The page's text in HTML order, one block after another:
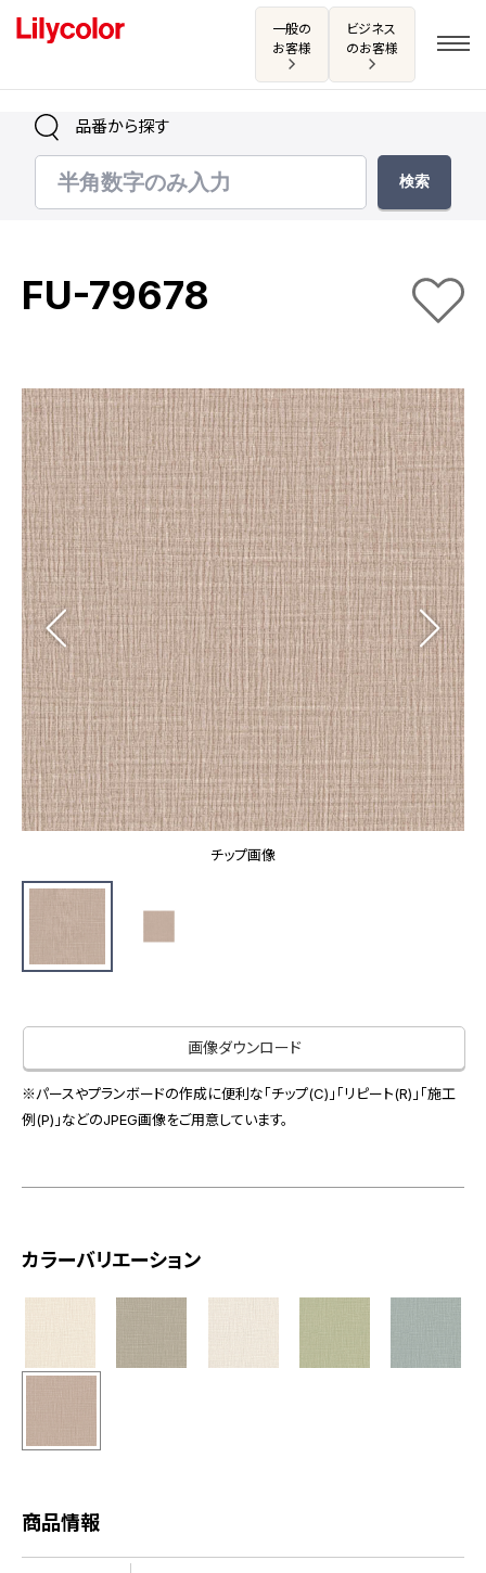
一般の
お客様
ビジネス
のお客様
ログイン・新規会員登録
お気に入り
商品を探す
商品を探す トップ
壁紙
カーテン
床材
ブランド・コレクション
Lilycolor Coordinate 着せ替えシミュレーション
カタログ一覧
カタログ一覧 トップ
壁紙
カーテン
床材
サステナブル商品
ノンワックス床タイル
壁紙機能性ガイド
施工事例
施工事例 トップ
医療・福祉施設
ホテル・オフィス・店舗
モデルハウス
新築戸建・マンション
#リリカラのある暮らし
リリカラノート
ショールーム
ショールーム トップ
東京ショールーム
大阪ショールーム
広島ショールーム
お客様サポート
お客様サポート トップ
画像ダウンロード
お役立ち資料
サンプル・カタログ請求／お問い合わせ（ビジネスのお客様）
スペースソリューション事業
オフィスソリューション事業
会社情報
お知らせ プライバシーポリシーサイトマップ関連団体リンク集
品番から探す
FU-79678
チップ画像
画像ダウンロード
※パースやプランボードの作成に便利な「チップ(C)」「リピート(R)」「施工
例(P)」などのJPEG画像をご用意しています。
カラーバリエーション
商品情報